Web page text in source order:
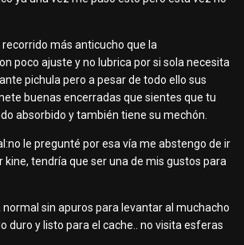
más anticucho que la
poco ajuste y no lubrica por si sola necesita
pichula pero a pesar de todo ello sus
buenas encerradas que sientes que tu
absorbido y también tiene su mechón.
le pregunté por esa vía me abstengo de ir
kine, tendría que ser una de mis gustos para
normal sin apuros para levantar al muchacho
duro y listo para el cache.. no visita esferas